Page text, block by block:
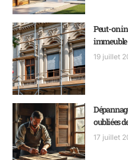
Peut-on
immeuble
19 juillet
oubliées
17 juillet